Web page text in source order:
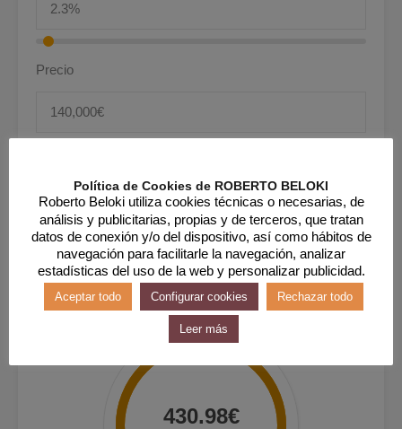
Precio
430.98€
Política de Cookies de ROBERTO BELOKI
Roberto Beloki utiliza cookies técnicas o necesarias, de
análisis y publicitarias, propias y de terceros, que tratan
datos de conexión y/o del dispositivo, así como hábitos de
navegación para facilitarle la navegación, analizar
estadísticas del uso de la web y personalizar publicidad.
Aceptar todo Configurar cookies Rechazar todo
Leer más